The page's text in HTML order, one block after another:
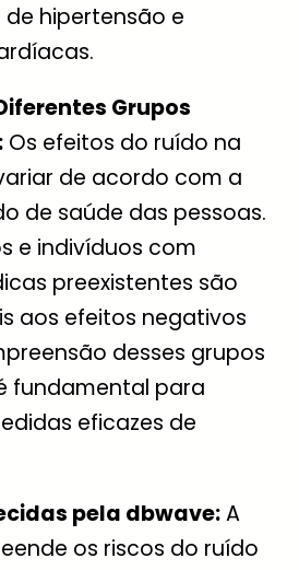
hipertensão e
Grupos
Os efeitos do ruído na
de acordo com a
de saúde das pessoas.
e indivíduos com
preexistentes são
aos efeitos negativos
desses grupos
fundamental para
eficazes de
pela dbwave:A
os riscos do ruído